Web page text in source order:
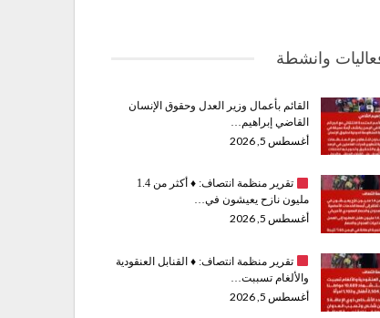
وانشطة
القائم بأعمال وزير العدل وحقوق الإنسان
القاضي إبراهيم…
أغسطس 5, 2026
تقرير منظمة انتصاف: ♦️
أكثر من 1.4
مليون نازح يعيشون في…
أغسطس 5, 2026
تقرير منظمة انتصاف: ♦️القنابل العنقودية
والألغام تسببت…
أغسطس 5, 2026